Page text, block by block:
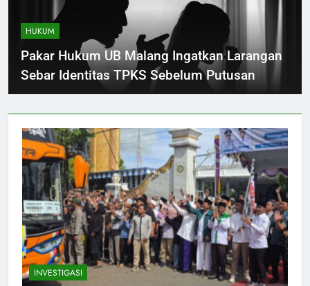
HUKUM
Pakar Hukum UB Malang Ingatkan Larangan
Sebar Identitas TPKS Sebelum Putusan
INVESTIGASI